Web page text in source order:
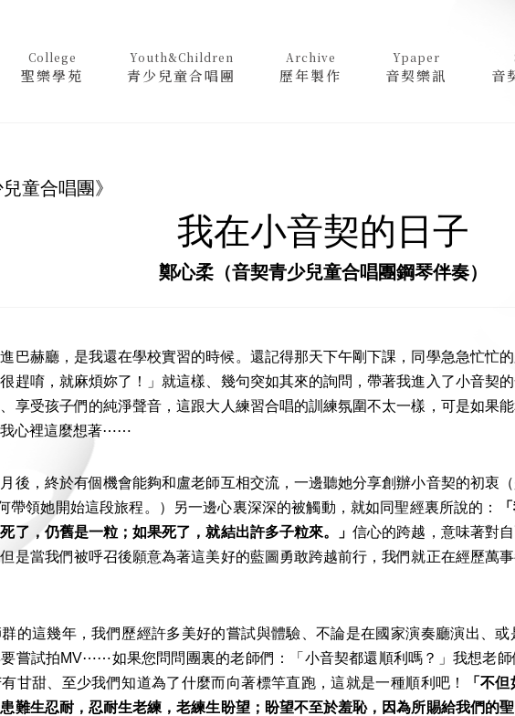
College
聖樂學苑
Youth&Children
青少兒童合唱團
Archive
歷年製作
Ypaper
音契樂訊 音
)
童合唱團》
我在小音契的日子
鄭心柔（音契青少兒童合唱團鋼琴伴奏）
赫廳，是我還在學校實習的時候。還記得那天下午剛下課，同學急急忙忙
趕唷，就麻煩妳了！」就這樣、幾句突如其來的詢問，帶著我進入了小音契
享受孩子們的純淨聲音，這跟大人練習合唱的訓練氛圍不太一樣，可是如果
我心裡這麼想著⋯⋯
，終於有個機會能夠和盧老師互相交流，一邊聽她分享創辦小音契的初衷
帶領她開始這段旅程。）另一邊心裏深深的被觸動，就如同聖經裏所說的：
了，仍舊是一粒；如果死了，就結出許多子粒來。」信心的跨越，意味著對
是當我們被呼召後願意為著這美好的藍圖勇敢跨越前行，我們就正在經歷萬
這幾年，我們歷經許多美好的嘗試與體驗、不論是在國家演奏廳演出、或
嘗試拍MV⋯⋯如果您問問團裏的老師們：「小音契都還順利嗎？」我想老
甘甜、至少我們知道為了什麼而向著標竿直跑，這就是一種順利吧！
「不
難生忍耐，忍耐生老練，老練生盼望；盼望不至於羞恥，因為所賜給我們的